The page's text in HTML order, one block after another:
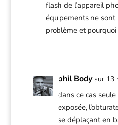
flash de l’appareil
équipements ne sont
problème et pourquoi
phil Body sur 13
dans ce cas
exposée,
se déplaçant en